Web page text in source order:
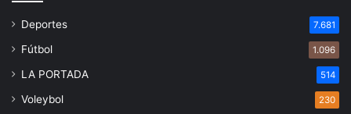
Deportes 7.681
Fútbol 1.096
LA PORTADA 514
Voleybol 230